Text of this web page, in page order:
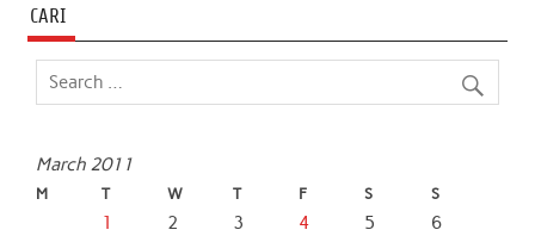
CARI
March 2011
M T W T F S S
1 2 3 4 5
6